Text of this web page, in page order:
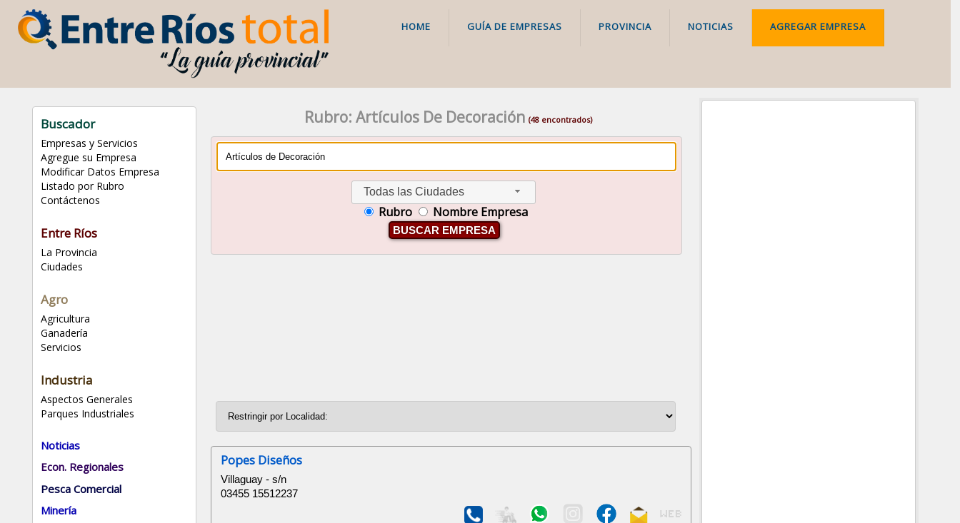
HOME GUÍA DE EMPRESAS PROVINCIA NOTICIAS AGREGAR EMPRESA
Buscador
Empresas y Servicios
Agregue su Empresa
Modificar Datos Empresa
Listado por Rubro
Contáctenos
Entre Ríos
La Provincia
Ciudades
Agro
Agricultura
Ganadería
Servicios
Industria
Aspectos Generales
Parques Industriales
Noticias
Econ. Regionales
Pesca Comercial
Minería
Rubro: Artículos De Decoración (48 encontrados)
Todas las Ciudades
Rubro Nombre Empresa
BUSCAR EMPRESA
Popes Diseños
Villaguay - s/n
03455 15512237